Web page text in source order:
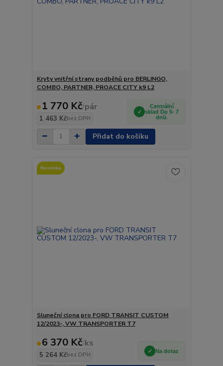
Kryty vnitřní strany podběhů pro BERLINGO,
COMBO, PARTNER, PROACE CITY k9 L2
1 770 Kč/pár
1 463 Kčbez DPH
Centrální
sklad Do 5- 7
dnů.
Přidat do košíku
Novinka
Sluneční clona pro FORD TRANSIT CUSTOM
12/2023-, VW TRANSPORTER T7
6 370 Kč/ks
5 264 Kčbez DPH
Na dotaz